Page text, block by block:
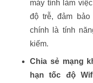
máy tính làm
độ trễ, đảm
chính là tính
kiếm.
Chia sẻ mạng
hạn tốc độ